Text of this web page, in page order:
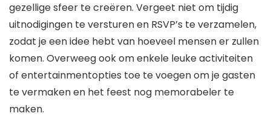
gezellige sfeer te creëren. Vergeet niet om tijdig
uitnodigingen te versturen en RSVP’s te verzamelen,
zodat je een idee hebt van hoeveel mensen er zullen
komen. Overweeg ook om enkele leuke activiteiten
of entertainmentopties toe te voegen om je gasten
te vermaken en het feest nog memorabeler te
maken.